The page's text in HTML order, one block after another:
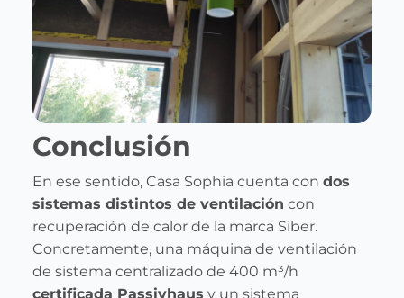
Conclusión
En ese sentido, Casa Sophia cuenta con dos
sistemas distintos de ventilación con
recuperación de calor de la marca Siber.
Concretamente, una máquina de ventilación
de sistema centralizado de 400 m³/h
certificada Passivhaus y un sistema